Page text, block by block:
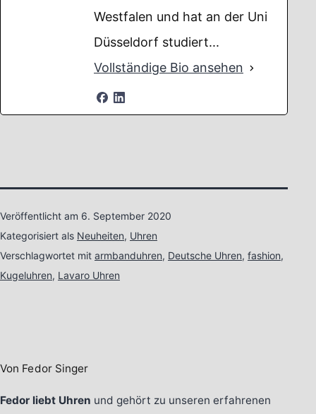
Westfalen und hat an der Uni
Düsseldorf studiert...
Vollständige Bio ansehen
Veröffentlicht am 6. September 2020
Kategorisiert als Neuheiten, Uhren
Verschlagwortet mit armbanduhren, Deutsche Uhren, fashion,
Kugeluhren, Lavaro Uhren
Von Fedor Singer
Fedor liebt Uhren und gehört zu unseren erfahrenen